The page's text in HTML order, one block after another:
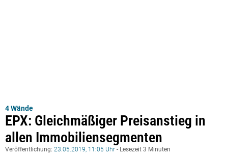
4 Wände
EPX: Gleichmäßiger Preisanstieg in
allen Immobiliensegmenten
Veröffentlichung: 23.05.2019, 11:05 Uhr - Lesezeit 3 Minuten